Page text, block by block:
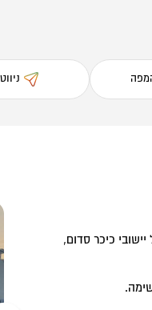
ניווט
כיכר סדום,